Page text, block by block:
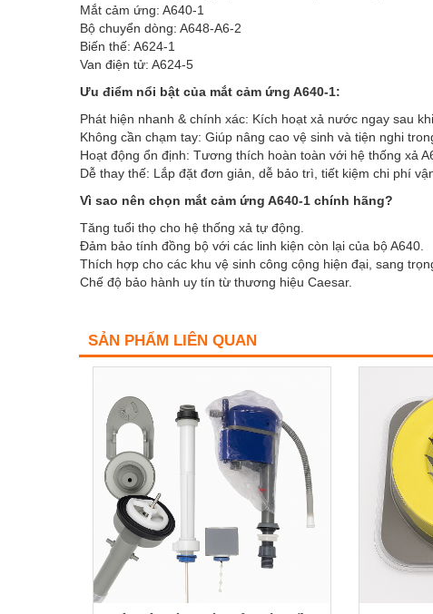
Mắt cảm ứng: A640-1
Bộ chuyển dòng: A648-A6-2
Biến thế: A624-1
Van điện tử: A624-5
Ưu điểm nổi bật của mắt cảm ứng A640-1:
Phát hiện nhanh & chính xác: Kích hoạt xả nước ngay sau
Không cần chạm tay: Giúp nâng cao vệ sinh và tiện nghi
Hoạt động ổn định: Tương thích hoàn toàn với hệ thống xả
Dễ thay thế: Lắp đặt đơn giản, dễ bảo trì, tiết kiệm chi phí
Vì sao nên chọn mắt cảm ứng A640-1 chính hãng?
Tăng tuổi thọ cho hệ thống xả tự động.
Đảm bảo tính đồng bộ với các linh kiện còn lại của bộ A640.
Thích hợp cho các khu vệ sinh công cộng hiện đại, sang
Chế độ bảo hành uy tín từ thương hiệu Caesar.
SẢN PHẨM LIÊN QUAN